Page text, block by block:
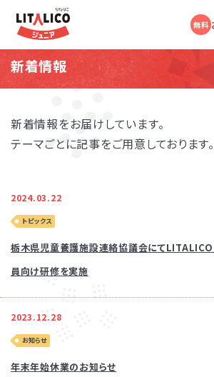
無料
コースのご案内
LITALICOジュニアとは
教室を探す
成長事例
入会までの流れ
お役立ちコラム
新着情報
新着情報をお届けしています。
テーマごとに記事をご用意しております。
2024.03.22
トピックス
栃木県児童養護施設連絡協議会にて
員向け研修を実施
2023.12.28
お知らせ
年末年始休業のお知らせ